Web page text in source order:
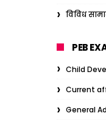
विविध
PEB
Child
Current
General